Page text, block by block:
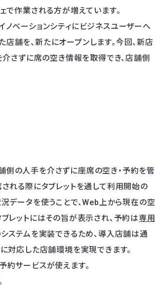
で作業される方が増えています。
ノベーションシティにビジネスユーザーへ
舗を、新たにオープンします。今回、新店
さずに席の空き情報を取得でき、店舗側
の人手を介さずに座席の空き・予約を管
れる際にタブレットを通して利用開始の
データを使うことで、Web上から現在の空
レットにはその旨が表示され、予約は専用
ステムを実装できるため、導入店舗は通
対応した店舗環境を実現できます。
約サービスが使えます。